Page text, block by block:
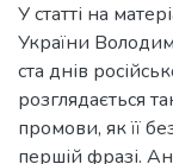
У статті на
України
ста днів
розглядається
промови, як її
першій фразі.